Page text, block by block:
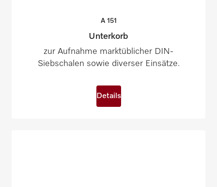
A 151
Unterkorb
zur Aufnahme marktüblicher DIN-
Siebschalen sowie diverser Einsätze.
Details